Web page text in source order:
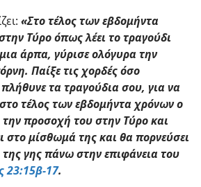
«Στο τέλος των εβδομήντα
Τύρο όπως λέει το τραγούδι
άρπα, γύρισε ολόγυρα την
Παίξε τις χορδές όσο
τα τραγούδια σου, για να
τέλος των εβδομήντα χρόνων ο
προσοχή του στην Τύρο και
στο μίσθωμά της και θα πορνεύσει
γης πάνω στην επιφάνεια του
23:15β-17.